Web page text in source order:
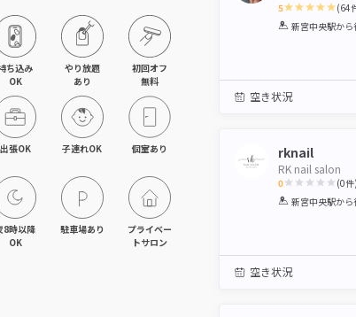
田
ち込み
OK
やり放題
あり
初回オフ
無料
出張OK 子連れOK 個室あり
8時以降
OK
駐車場あり
プライベー
トサロン
5
1 2 3 4 5
(64
新宮中央駅か
空き状況
rknail
RK nail salon
0
1 2 3 4 5
(0件)
新宮中央駅か
空き状況